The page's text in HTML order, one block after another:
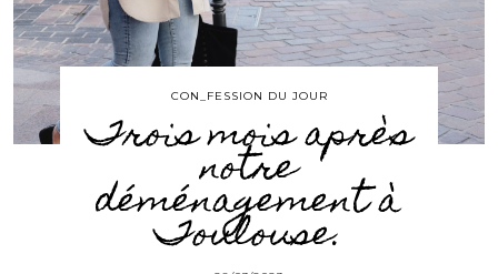
CON_FESSION DU JOUR
Trois mois après
notre
déménagement à
Toulouse.